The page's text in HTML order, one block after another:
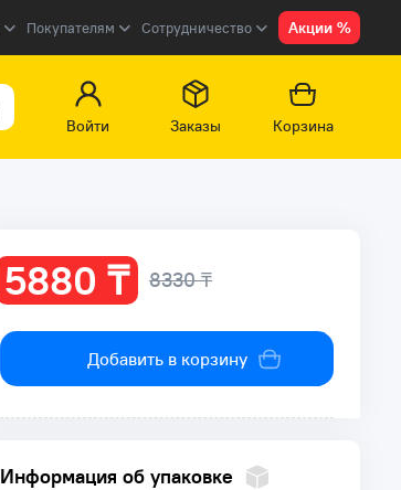
Покупателям Сотрудничество Акции %
Войти
Заказы Корзина
5880 ₸ 8330 ₸
Добавить в корзину
Информация об упаковке